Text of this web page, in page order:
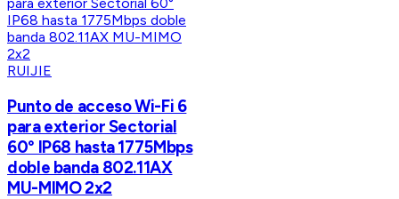
RUIJIE
Punto de acceso Wi-Fi 6
para exterior Sectorial
60° IP68 hasta 1775Mbps
doble banda 802.11AX
MU-MIMO 2x2